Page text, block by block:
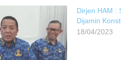
Dirjen HAM :
Dijamin
18/04/2023